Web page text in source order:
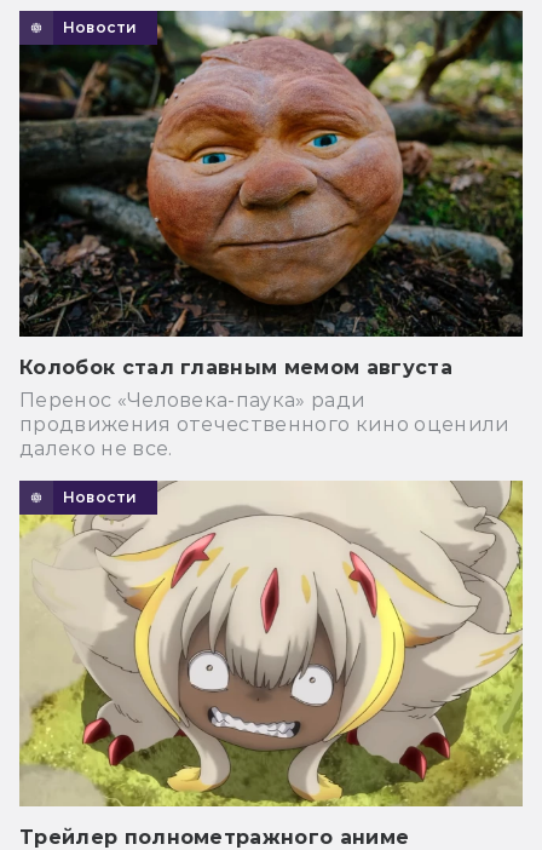
Новости
Колобок стал главным мемом августа
Перенос «Человека-паука» ради
продвижения отечественного кино оценили
далеко не все.
Новости
Трейлер полнометражного аниме